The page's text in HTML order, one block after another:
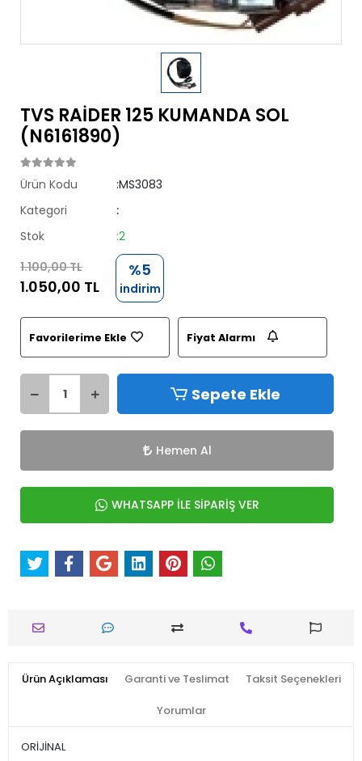
TVS RAİDER 125 KUMANDA SOL
(N6161890)
Ürün Kodu
:MS3083
Kategori
:
Stok
:2
1.100,00 TL
1.050,00 TL
%5
indirim
Favorilerime Ekle Fiyat Alarmı
Sepete Ekle
Hemen Al
WHATSAPP İLE SİPARİŞ VER
Ürün Açıklaması Garanti ve Teslimat Taksit Seçenekleri
Yorumlar
ORİJİNAL